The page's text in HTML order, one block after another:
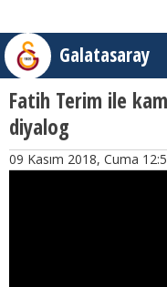
Galatasaray
Fatih Terim ile
diyalog
09 Kasım 2018, Cuma